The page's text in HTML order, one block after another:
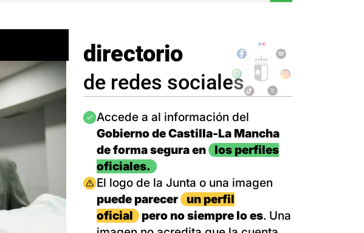
directorio
de redes sociales
Imagen
Accede a al información del
Gobierno de Castilla-La Mancha
de forma segura en
los perfiles
oficiales.
Imagen
El logo de la Junta o una imagen
puede parecer
un perfil
oficial
pero no siempre lo es. Una